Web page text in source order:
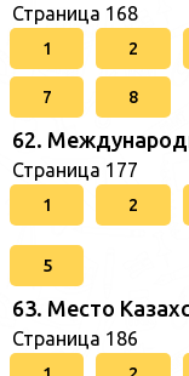
Страница 168
1 2
7 8
62.
Страница 177
1 2
5
63. Место
Страница 186